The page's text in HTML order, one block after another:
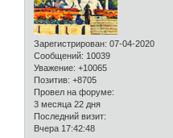
Зарегистрирован: 07-04-2020
Сообщений: 10039
Уважение: +10065
Позитив: +8705
Провел на форуме:
3 месяца 22 дня
Последний визит:
Вчера 17:42:48